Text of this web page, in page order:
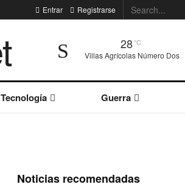
Entrar Registrarse
28°C
Villas Agrícolas Número Dos
Tecnología Guerra
Noticias recomendadas